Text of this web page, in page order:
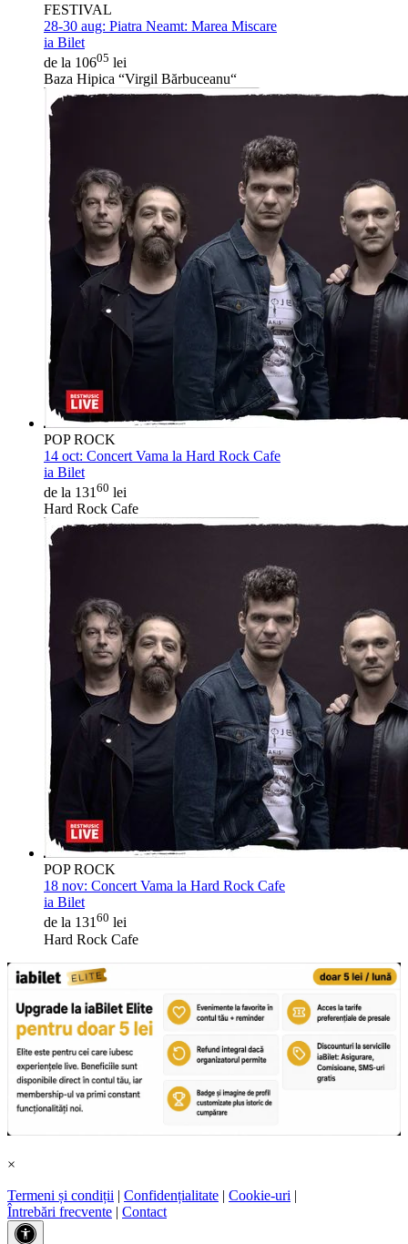
FESTIVAL
28-30 aug: Piatra Neamt: Marea Miscare
ia Bilet
de la 10605 lei
Baza Hipica “Virgil Bărbuceanu“
POP ROCK
14 oct: Concert Vama la Hard Rock Cafe
ia Bilet
de la 131 60 lei
Hard Rock Cafe
POP ROCK
18 nov: Concert Vama la Hard Rock Cafe
ia Bilet
de la 13160 lei
Hard Rock Cafe
×
Termeni și condiții | Confidențialitate | Cookie-uri |
Întrebări frecvente | Contact